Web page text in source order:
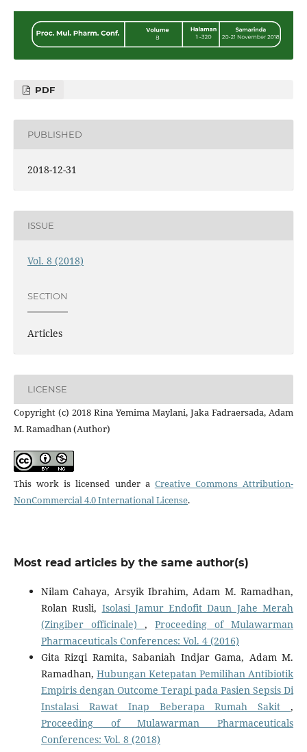
PDF
PUBLISHED
2018-12-31
ISSUE
Vol. 8 (2018)
SECTION
Articles
LICENSE
Copyright (c) 2018 Rina Yemima Maylani, Jaka Fadraersada, Adam
M. Ramadhan (Author)
This work is licensed under a Creative Commons Attribution-
NonCommercial 4.0 International License.
Most read articles by the same author(s)
Nilam Cahaya, Arsyik Ibrahim, Adam M. Ramadhan,
Rolan Rusli, Isolasi Jamur Endofit Daun Jahe Merah
(Zingiber officinale) ,Proceeding of Mulawarman
Pharmaceuticals Conferences: Vol. 4 (2016)
Gita Rizqi Ramita, Sabaniah Indjar Gama, Adam M.
Ramadhan, Hubungan Ketepatan Pemilihan Antibiotik
Empiris dengan Outcome Terapi pada Pasien Sepsis Di
Instalasi Rawat Inap Beberapa Rumah Sakit,
Proceeding of Mulawarman Pharmaceuticals
Conferences: Vol. 8 (2018)